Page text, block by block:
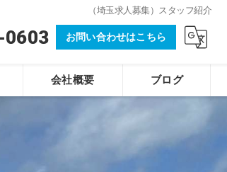
（埼玉求人募集）スタッフ紹介
お問い合わせはこちら
会社概要 ブログ